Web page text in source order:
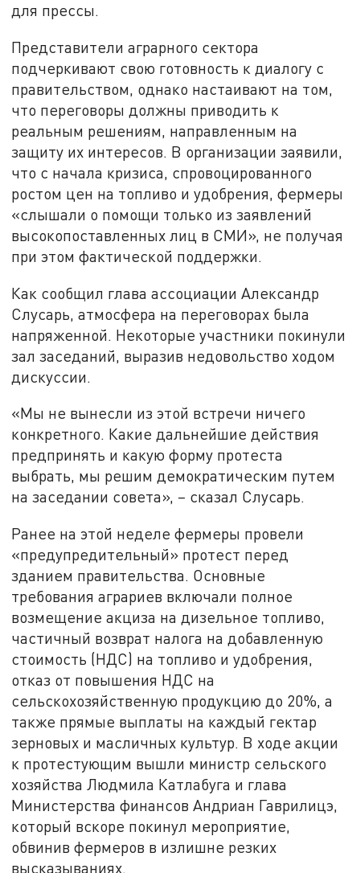
для прессы.
Представители аграрного сектора
подчеркивают свою готовность к диалогу с
правительством, однако настаивают на том,
что переговоры должны приводить к
реальным решениям, направленным на
защиту их интересов. В организации заявили,
что с начала кризиса, спровоцированного
ростом цен на топливо и удобрения, фермеры
«слышали о помощи только из заявлений
высокопоставленных лиц в СМИ», не получая
при этом фактической поддержки.
Как сообщил глава ассоциации Александр
Слусарь, атмосфера на переговорах была
напряженной. Некоторые участники покинули
зал заседаний, выразив недовольство ходом
дискуссии.
«Мы не вынесли из этой встречи ничего
конкретного. Какие дальнейшие действия
предпринять и какую форму протеста
выбрать, мы решим демократическим путем
на заседании совета», – сказал Слусарь.
Ранее на этой неделе фермеры провели
«предупредительный» протест перед
зданием правительства. Основные
требования аграриев включали полное
возмещение акциза на дизельное топливо,
частичный возврат налога на добавленную
стоимость (НДС) на топливо и удобрения,
отказ от повышения НДС на
сельскохозяйственную продукцию до 20%, а
также прямые выплаты на каждый гектар
зерновых и масличных культур. В ходе акции
к протестующим вышли министр сельского
хозяйства Людмила Катлабуга и глава
Министерства финансов Андриан Гаврилицэ,
который вскоре покинул мероприятие,
обвинив фермеров в излишне резких
высказываниях.